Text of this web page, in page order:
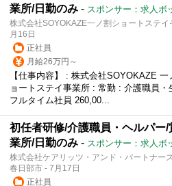
業所/日勤のみ - スポンサー：求人ボ
株式会社SOYOKAZE一ノ割ショートステ
月16日
正社員
月給26万円～
【仕事内容】 : 株式会社SOYOKAZE
ョートステイ事業所 : 常勤 : 介護職員
フルタイム社員 260,00...
初任者研修/介護職員・ヘルパー
業所/日勤のみ - スポンサー：求人ボ
株式会社ケアリッツ・アンド・パートナー
春日部市 - 7月17日
正社員